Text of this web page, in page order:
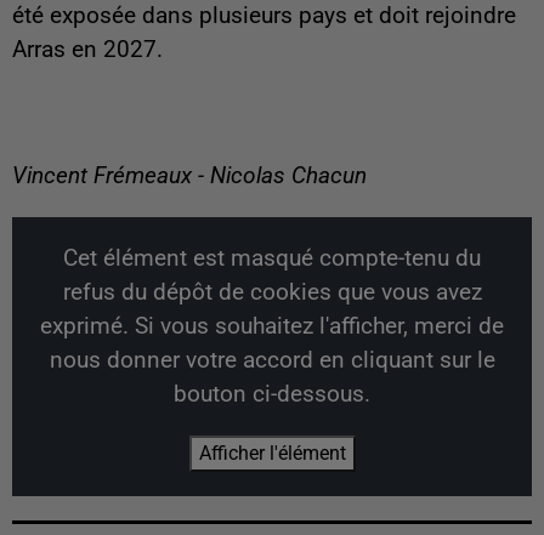
été exposée dans plusieurs pays et doit rejoindre
Arras en 2027.
Vincent Frémeaux - Nicolas Chacun
Cet élément est masqué compte-tenu du
refus du dépôt de cookies que vous avez
exprimé. Si vous souhaitez l'afficher, merci de
nous donner votre accord en cliquant sur le
bouton ci-dessous.
Afficher l'élément